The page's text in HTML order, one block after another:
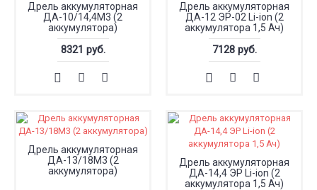
Дрель аккумуляторная
ДА-10/14,4М3 (2
аккумулятора)
8321 руб.
Дрель аккумуляторная
ДА-12 ЭР-02 Li-ion (2
аккумулятора 1,5 Ач)
7128 руб.
Дрель аккумуляторная
ДА-13/18М3 (2
аккумулятора)
Дрель аккумуляторная
ДА-14,4 ЭР Li-ion (2
аккумулятора 1,5 Ач)